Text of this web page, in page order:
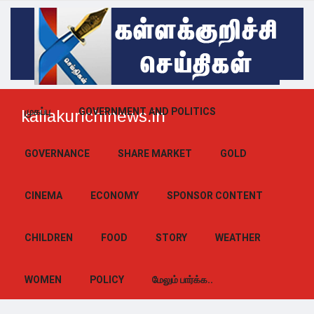
kallakurichinews.in
முகப்பு GOVERNMENT AND POLITICS
GOVERNANCE SHARE MARKET GOLD
CINEMA ECONOMY SPONSOR CONTENT
CHILDREN FOOD STORY WEATHER
WOMEN POLICY மேலும் பார்க்க..